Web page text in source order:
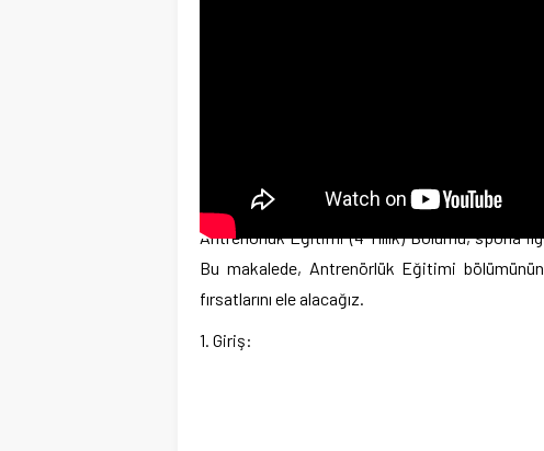
Antrenörlük Eğitimi (4 Yıllık) Bölümü, sporla
Bu makalede, Antrenörlük Eğitimi
fırsatlarını ele alacağız.
1. Giriş: